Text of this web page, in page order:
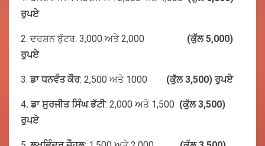
ਰੁਪਏ
2. ਦਰਸ਼ਨ ਬੁੱਟਰ: 3,000 ਅਤੇ 2,000 (ਕੁੱਲ5,000)
ਰੁਪਏ
3. ਡਾ ਧਨਵੰਤ ਕੌਰ: 2,500 ਅਤੇ 1000 (ਕੁੱਲ3,500) ਰੁਪਏ
4. ਡਾ ਸੁਰਜੀਤ ਸਿੰਘ ਭੱਟੀ: 2,000 ਅਤੇ 1,500 (ਕੁੱਲ3,500)
ਰੁਪਏ